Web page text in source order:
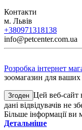
Контакти
м. Львів
+380971318138
info@petcenter.com.ua
Розробка інтернет
зоомагазин для
Згоден Цей веб-сайт
дані відвідувачів не
Більше інформації ви
Детальніше